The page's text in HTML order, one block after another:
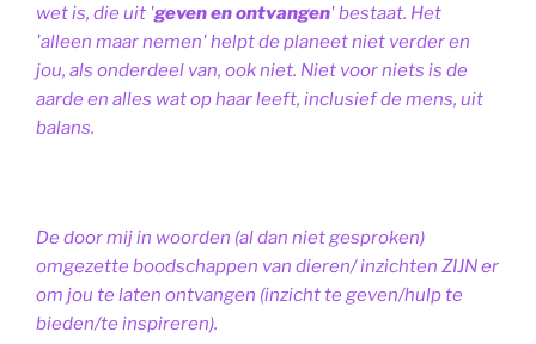
wet is, die uit 'geven en ontvangen' bestaat. Het
'alleen maar nemen' helpt de planeet niet verder en
jou, als onderdeel van, ook niet. Niet voor niets is de
aarde en alles wat op haar leeft, inclusief de mens, uit
balans.
De door mij in woorden (al dan niet gesproken)
omgezette boodschappen van dieren/ inzichten ZIJN er
om jou te laten ontvangen (inzicht te geven/hulp te
bieden/te inspireren).